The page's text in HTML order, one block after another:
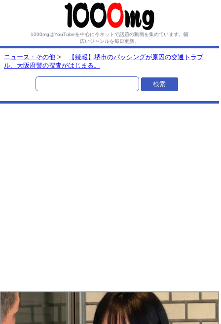
1000mgはYouTubeを中心に今ネットで話題の動画を集めています。 幅
広いジャンルを毎日更新。
ニュース・その他 >
【続報】堺市のパッシングが原因の交通トラブ
ル、大阪府警の捜査がはじまる。